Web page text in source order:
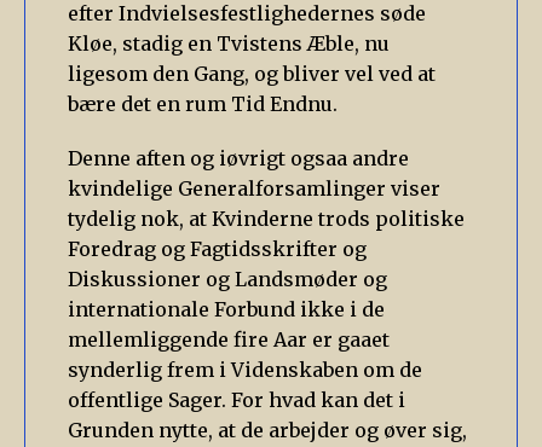
efter Indvielsesfestlighedernes søde
Kløe, stadig en Tvistens Æble, nu
ligesom den Gang, og bliver vel ved at
bære det en rum Tid Endnu.
Denne aften og iøvrigt ogsaa andre
kvindelige Generalforsamlinger viser
tydelig nok, at Kvinderne trods politiske
Foredrag og Fagtidsskrifter og
Diskussioner og Landsmøder og
internationale Forbund ikke i de
mellemliggende fire Aar er gaaet
synderlig frem i Videnskaben om de
offentlige Sager. For hvad kan det i
Grunden nytte, at de arbejder og øver sig,